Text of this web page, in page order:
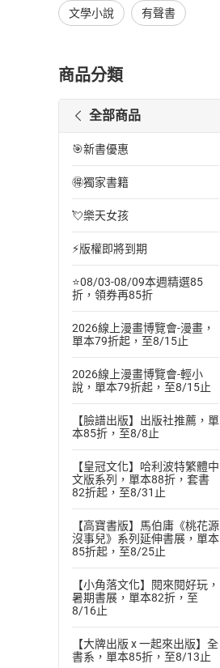
文學小說 有聲書
商品分類
全部商品
🎯新書優惠
🉐獨家書籍
💘樂天女孩
⚡版權即將到期
⭐08/03-08/09本週精選85
折，領券再85折
2026線上漫畫博覽會-漫畫，
單本79折起，至8/15止
2026線上漫畫博覽會-輕小
說，單本79折起，至8/15止
【臉譜出版】出版社推薦，單
本85折，至8/8止
【皇冠文化】哈利波特繁體中
文版系列，單本88折，套書
82折起，至8/31止
【高寶書版】馬伯庸《桃花源
沒事兒》系列延伸書展，單本
85折起，至8/25止
【小角落文化】閱來閱好玩，
暑期書展，單本82折，至
8/16止
【大牌出版 x 一起來出版】全
書系，單本85折，至8/13止